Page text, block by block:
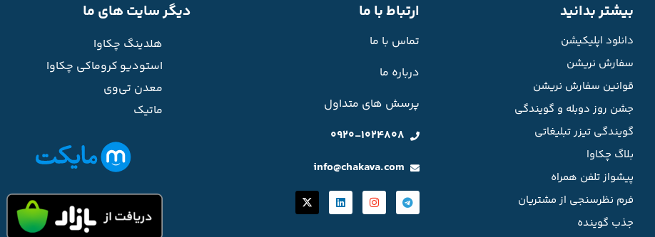
بیشتر بدانید
دانلود اپلیکیشن
سفارش نریشن
قوانین سفارش نریشن
جشن روز دوبله و گویندگی
گویندگی تیزر تبلیغاتی
بلاگ چکاوا
پیشواز تلفن همراه
فرم نظرسنجی از مشتریان
جذب گوینده
ارتباط با ما
تماس با ما
درباره ما
پرسش های متداول
0920-1024808
info@chakava.com
دیگر سایت های ما
هلدینگ چکاوا
استودیو کروماکی چکاوا
معدن تی‌وی
ماتیک